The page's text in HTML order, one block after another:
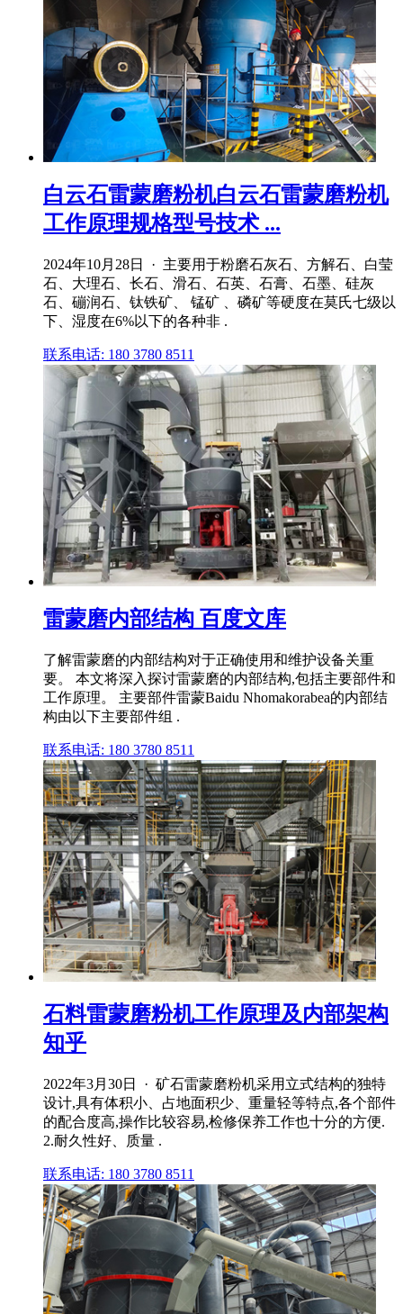
白云石雷蒙磨粉机白云石雷蒙磨粉机
工作原理规格型号技术 ...
2024年10月28日 · 主要用于粉磨石灰石、方解石、白莹
石、大理石、长石、滑石、石英、石膏、石墨、硅灰
石、磞润石、钛铁矿、 锰矿 、磷矿等硬度在莫氏七级以
下、湿度在6%以下的各种非 .
联系电话: 180 3780 8511
雷蒙磨内部结构 百度文库
了解雷蒙磨的内部结构对于正确使用和维护设备关重
要。 本文将深入探讨雷蒙磨的内部结构,包括主要部件和
工作原理。 主要部件雷蒙Baidu Nhomakorabea的内部结
构由以下主要部件组 .
联系电话: 180 3780 8511
石料雷蒙磨粉机工作原理及内部架构
知乎
2022年3月30日 · 矿石雷蒙磨粉机采用立式结构的独特
设计,具有体积小、占地面积少、重量轻等特点,各个部件
的配合度高,操作比较容易,检修保养工作也十分的方便.
2.耐久性好、质量 .
联系电话: 180 3780 8511